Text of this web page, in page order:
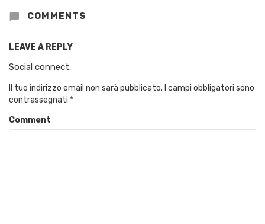
COMMENTS
LEAVE A REPLY
Social connect:
Il tuo indirizzo email non sarà pubblicato. I campi obbligatori sono
contrassegnati *
Comment